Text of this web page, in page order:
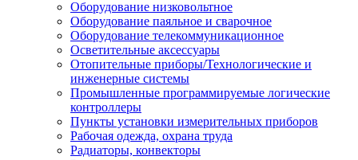
Оборудование низковольтное
Оборудование паяльное и сварочное
Оборудование телекоммуникационное
Осветительные аксессуары
Отопительные приборы/Технологические и
инженерные системы
Промышленные программируемые логические
контроллеры
Пункты установки измерительных приборов
Рабочая одежда, охрана труда
Радиаторы, конвекторы